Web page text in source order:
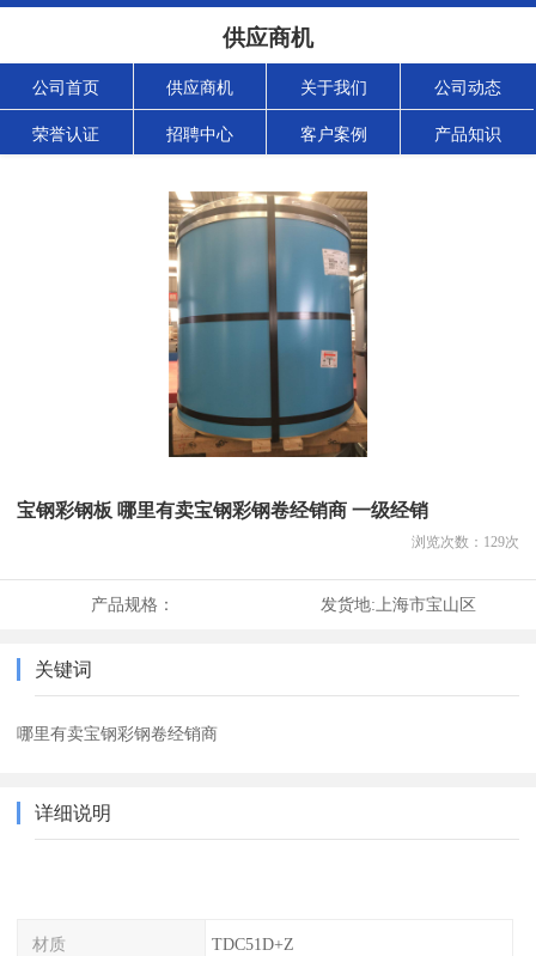
供应商机
公司首页 供应商机 关于我们 公司动态
荣誉认证 招聘中心 客户案例 产品知识
宝钢彩钢板 哪里有卖宝钢彩钢卷经销商 一级经销
浏览次数： 129次
产品规格： 发货地: 上海市宝山区
关键词
哪里有卖宝钢彩钢卷经销商
详细说明
材质 TDC51D+Z